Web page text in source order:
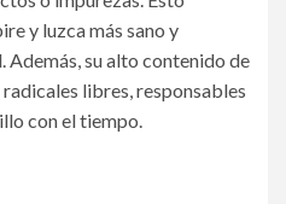
y luzca más sano y
Además, su alto contenido de
libres, responsables
con el tiempo.